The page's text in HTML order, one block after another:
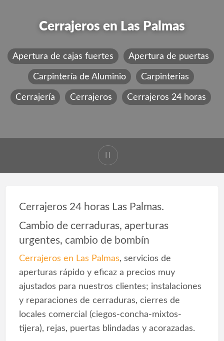
Cerrajeros en Las Palmas
Apertura de cajas fuertes Apertura de puertas
Carpintería de Aluminio Carpinterias
Cerrajería Cerrajeros Cerrajeros 24 horas
Cerrajeros 24 horas Las Palmas.
Cambio de cerraduras, aperturas
urgentes, cambio de bombín
Cerrajeros en Las Palmas, servicios de
aperturas rápido y eficaz a precios muy
ajustados para nuestros clientes; instalaciones
y reparaciones de cerraduras, cierres de
locales comercial (ciegos-concha-mixtos-
tijera), rejas, puertas blindadas y acorazadas.